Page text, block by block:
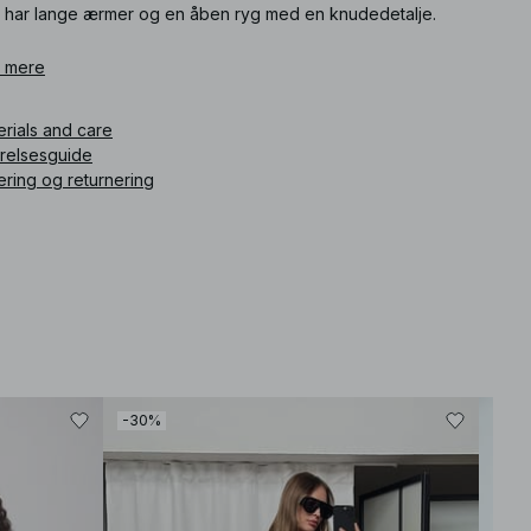
har lange ærmer og en åben ryg med en knudedetalje.
and care
og returnering
-30%